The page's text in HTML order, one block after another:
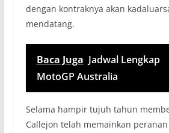
dengan kontraknya akan
mendatang.
Baca Juga Jadwal Lengkap
MotoGP Australia
Selama hampir tujuh tahun
Callejon telah memainkan